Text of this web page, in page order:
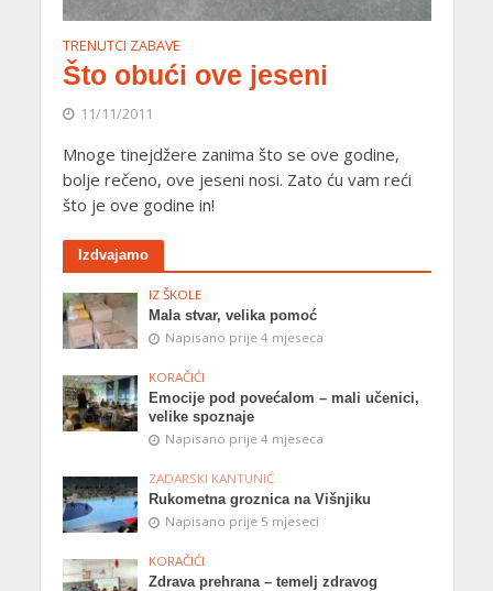
TRENUTCI ZABAVE
Što obući ove jeseni
11/11/2011
Mnoge tinejdžere zanima što se ove godine,
bolje rečeno, ove jeseni nosi. Zato ću vam reći
što je ove godine in!
Izdvajamo
IZ ŠKOLE
Mala stvar, velika pomoć
Napisano prije 4 mjeseca
KORAČIĆI
Emocije pod povećalom – mali učenici,
velike spoznaje
Napisano prije 4 mjeseca
ZADARSKI KANTUNIĆ
Rukometna groznica na Višnjiku
Napisano prije 5 mjeseci
KORAČIĆI
Zdrava prehrana – temelj zdravog